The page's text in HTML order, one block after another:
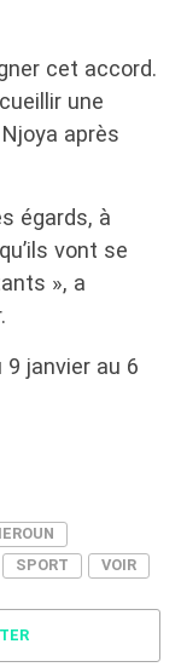
cet accord.
une
après
égards, à
vont se
», a
9 janvier au 6
SPORT VOIR